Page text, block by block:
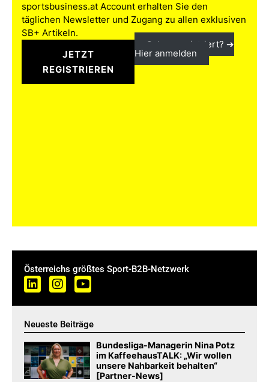
sportsbusiness.at Account erhalten Sie den
täglichen Newsletter und Zugang zu allen exklusiven
SB+ Artikeln.
JETZT
REGISTRIEREN
Schon registriert? ➔
Hier anmelden
Österreichs größtes Sport-B2B-Netzwerk
Neueste Beiträge
Bundesliga-Managerin Nina Potz
im KaffeehausTALK: „Wir wollen
unsere Nahbarkeit behalten“
[Partner-News]